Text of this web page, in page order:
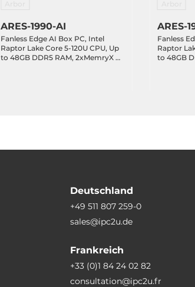
ARES-1990-AI
Fanless Edge AI Box PC, Intel
Raptor Lake Core 5-120U CPU, Up
to 48GB DDR5 RAM, 2xMemryX AI
ARES-
Fanless
Raptor
to 48GB
Deutschland
+49 511 807 259-0
sales@ipc2u.de
Frankreich
+33 (0)1 84 24 02 82
consultation@ipc2u.fr